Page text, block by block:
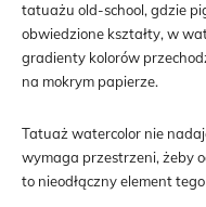
tatuażu old-school, gdzie
obwiedzione kształty, w
gradienty kolorów
na mokrym papierze.
Tatuaż watercolor nie
wymaga przestrzeni, żeby
to nieodłączny element